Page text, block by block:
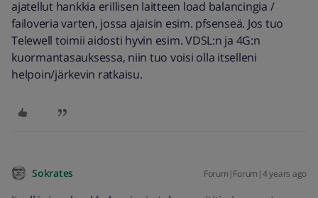
ajatellut hankkia erillisen laitteen load balancingia /
failoveria varten, jossa ajaisin esim. pfsenseä. Jos tuo
Telewell toimii aidosti hyvin esim. VDSL:n ja 4G:n
kuormantasauksessa, niin tuo voisi olla itselleni
helpoin/järkevin ratkaisu.
Sokrates Forum|Forum|4 years ago